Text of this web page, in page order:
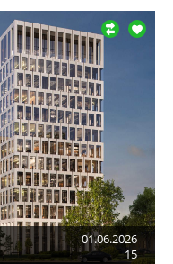
01.06.2026
15